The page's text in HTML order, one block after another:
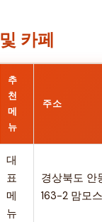
카페
추
천
메
뉴
주소
대
표
메
뉴
경상북도 안
163-2 맘모스